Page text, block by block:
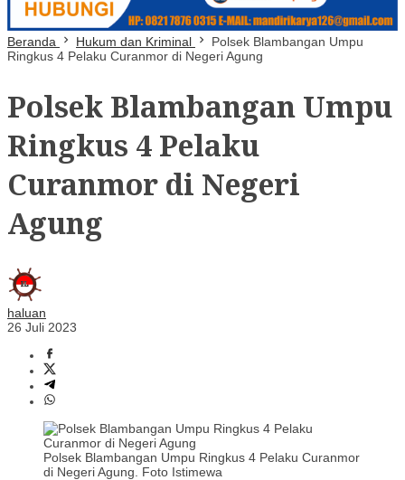
Beranda Hukum dan Kriminal
Polsek Blambangan Umpu
Ringkus 4 Pelaku Curanmor di Negeri Agung
Polsek Blambangan Umpu
Ringkus 4 Pelaku
Curanmor di Negeri
Agung
haluan
26 Juli 2023
Polsek Blambangan Umpu Ringkus 4 Pelaku Curanmor
di Negeri Agung. Foto Istimewa